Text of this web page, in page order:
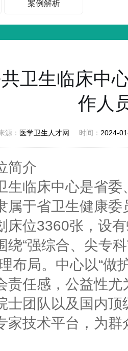
案例解析
卫生临床中
作人
源： 医学卫生人才网 时间： 2024-
简介
生临床中心是省
属于省卫生健康
床位3360张，设
绕“强综合、尖专
布局。中心以“做
责任感，公益性
士团队以及国内
家技术平台，为